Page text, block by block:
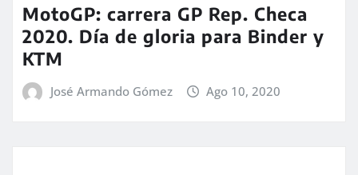
MotoGP: carrera GP Rep. Checa
2020. Día de gloria para Binder y
KTM
José Armando Gómez Ago 10, 2020